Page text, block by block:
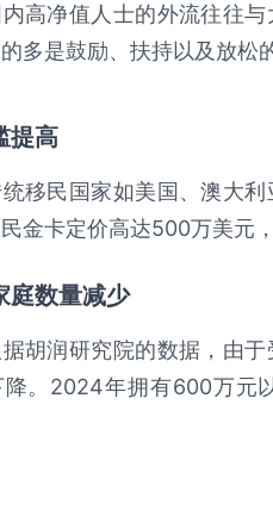
高净值人士的外流往往
多是鼓励、扶持以及放松
提高
移民国家如美国、澳大
金卡定价高达500万美元
庭数量减少
胡润研究院的数据，由
。2024年拥有600万元